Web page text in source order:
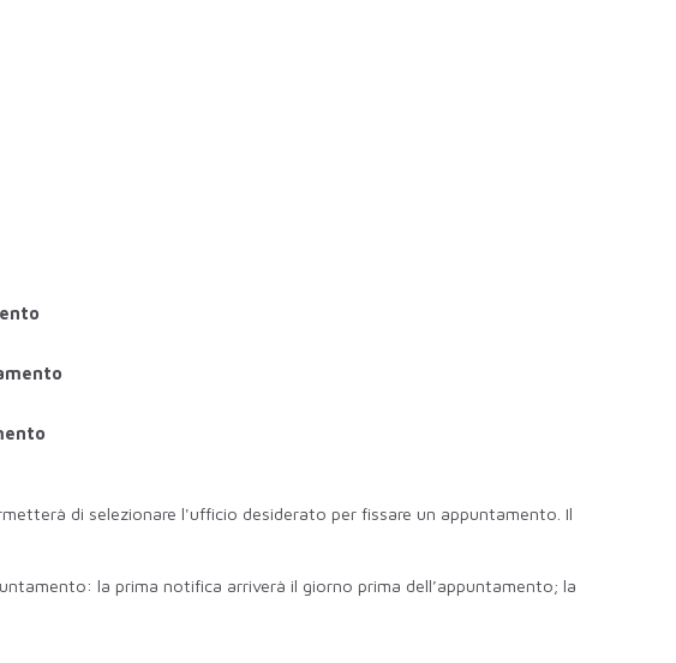
di selezionare l'ufficio desiderato per fissare un appuntamento. Il
la prima notifica arriverà il giorno prima dell’appuntamento; la